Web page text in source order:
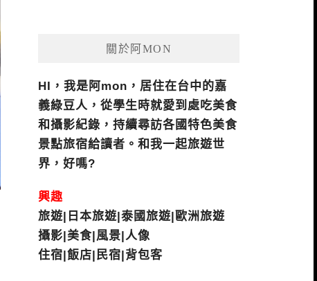
關於阿MON
HI，我是阿mon，居住在台中的嘉
義綠豆人，從學生時就愛到處吃美食
和攝影紀錄，持續尋訪各國特色美食
景點旅宿給讀者。和我一起旅遊世
界，好嗎?
興趣
旅遊|日本旅遊|泰國旅遊|歐洲旅遊
攝影|美食|風景|人像
住宿|飯店|民宿|背包客